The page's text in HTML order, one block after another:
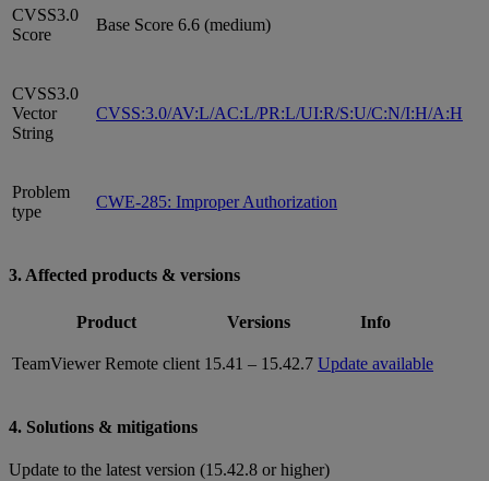
CVSS3.0
Score
Base Score 6.6 (medium)
CVSS3.0
Vector
String
CVSS:3.0/AV:L/AC:L/PR:L/UI:R/S:U/C:N/I:H/A:H
Problem
type
CWE-285: Improper Authorization
3. Affected products & versions
Product Versions Info
TeamViewer Remote client 15.41 – 15.42.7 Update available
4. Solutions & mitigations
Update to the latest version (15.42.8 or higher)